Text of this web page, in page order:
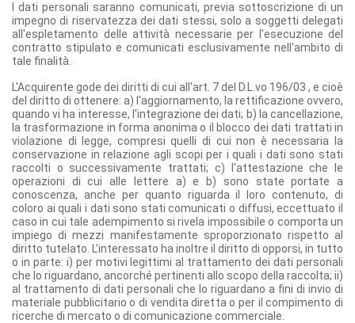
I dati personali saranno comunicati, previa sottoscrizione di un
impegno di riservatezza dei dati stessi, solo a soggetti delegati
all'espletamento delle attività necessarie per l'esecuzione del
contratto stipulato e comunicati esclusivamente nell'ambito di
tale finalità.
L'Acquirente gode dei diritti di cui all'art. 7 del D.L.vo 196/03 , e cioè
del diritto di ottenere: a) l'aggiornamento, la rettificazione ovvero,
quando vi ha interesse, l'integrazione dei dati; b) la cancellazione,
la trasformazione in forma anonima o il blocco dei dati trattati in
violazione di legge, compresi quelli di cui non è necessaria la
conservazione in relazione agli scopi per i quali i dati sono stati
raccolti o successivamente trattati; c) l'attestazione che le
operazioni di cui alle lettere a) e b) sono state portate a
conoscenza, anche per quanto riguarda il loro contenuto, di
coloro ai quali i dati sono stati comunicati o diffusi, eccettuato il
caso in cui tale adempimento si rivela impossibile o comporta un
impiego di mezzi manifestamente sproporzionato rispetto al
diritto tutelato. L'interessato ha inoltre il diritto di opporsi, in tutto
o in parte: i) per motivi legittimi al trattamento dei dati personali
che lo riguardano, ancorché pertinenti allo scopo della raccolta; ii)
al trattamento di dati personali che lo riguardano a fini di invio di
materiale pubblicitario o di vendita diretta o per il compimento di
ricerche di mercato o di comunicazione commerciale.